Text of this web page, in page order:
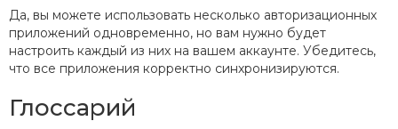
Да, вы можете использовать несколько авторизационных
приложений одновременно, но вам нужно будет
настроить каждый из них на вашем аккаунте. Убедитесь,
что все приложения корректно синхронизируются.
Глоссарий